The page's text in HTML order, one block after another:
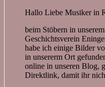
Hallo Liebe Musiker in
beim Stöbern in
Geschichtsverein
habe ich einige Bilder
in unsererm Ort
online in unseren Blog,
Direktlink, damit ihr